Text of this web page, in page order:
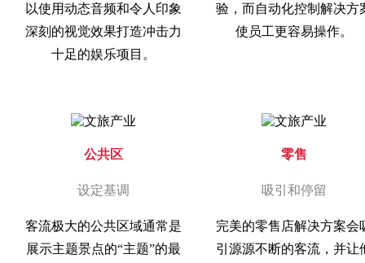
以使用动态音频和令人印象
深刻的视觉效果打造冲击力
十足的娱乐项目。
验，而自动化控制解决方
使员工更容易操作。
公共区
设定基调
客流极大的公共区域通常是
展示主题景点的“主题”的最
零售
吸引和停留
完美的零售店解决方案会
引源源不断的客流，并让